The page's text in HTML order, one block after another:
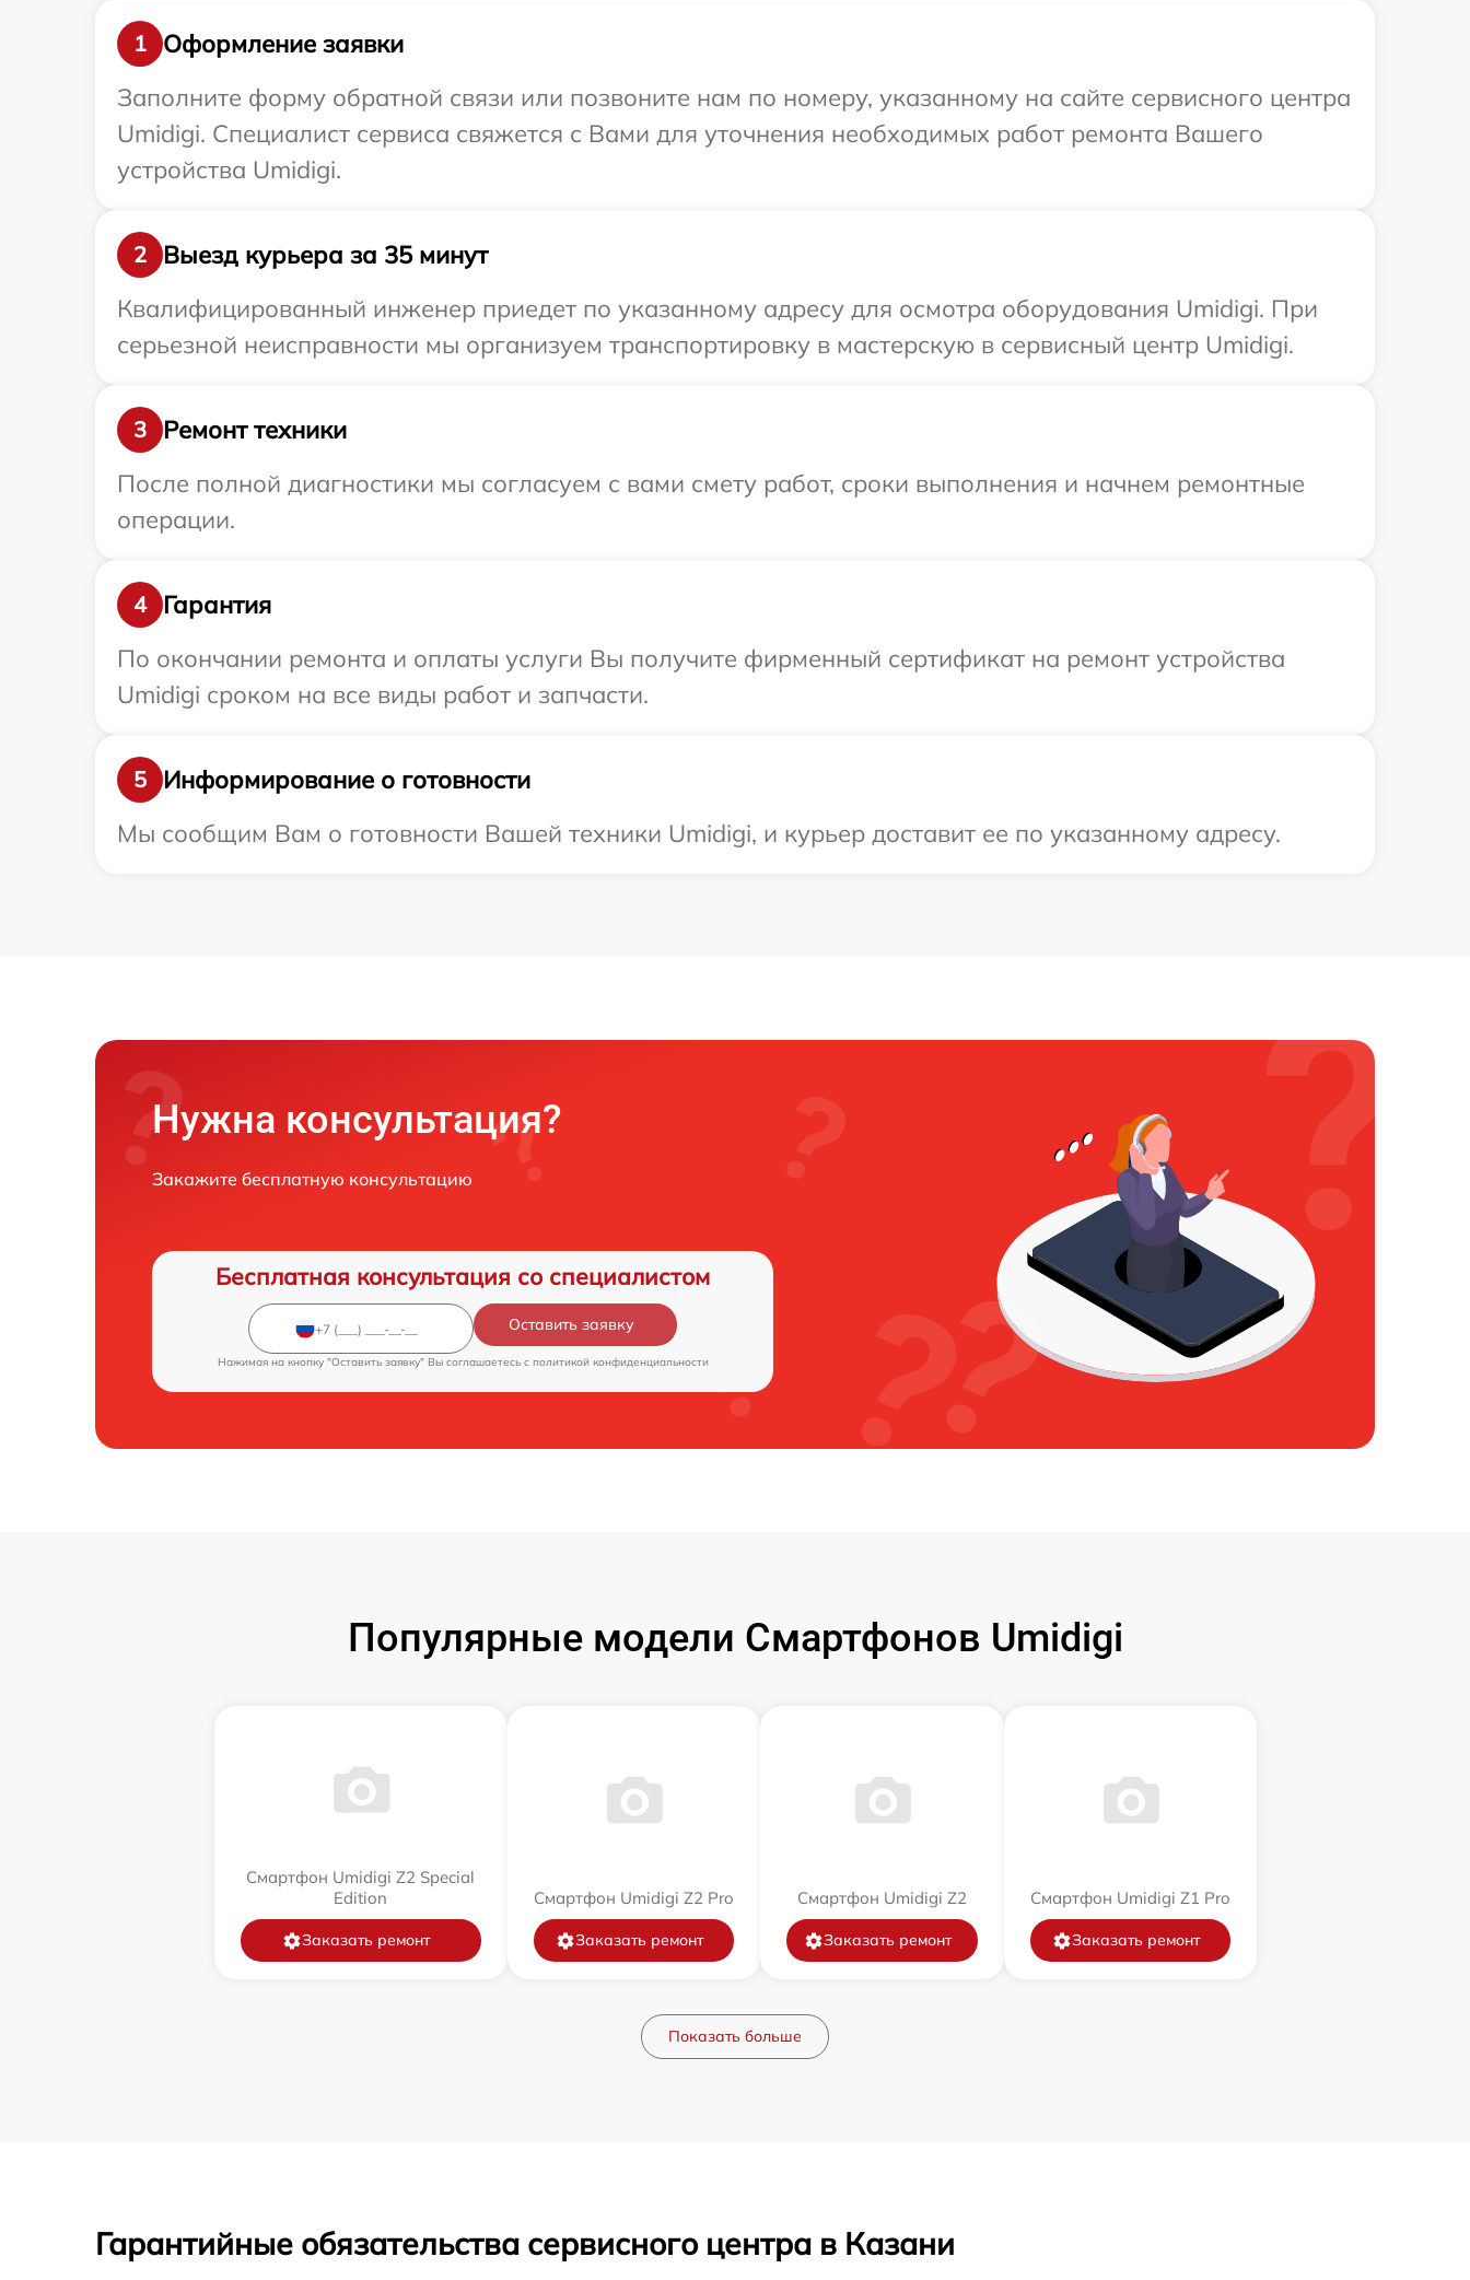
1
Оформление заявки
Заполните форму обратной связи или позвоните нам по номеру, указанному на сайте сервисного центра
Umidigi. Специалист сервиса свяжется с Вами для уточнения необходимых работ ремонта Вашего
устройства Umidigi.
2
Выезд курьера за 35 минут
Квалифицированный инженер приедет по указанному адресу для осмотра оборудования Umidigi. При
серьезной неисправности мы организуем транспортировку в мастерскую в сервисный центр Umidigi.
3
Ремонт техники
После полной диагностики мы согласуем с вами смету работ, сроки выполнения и начнем ремонтные
операции.
4
Гарантия
По окончании ремонта и оплаты услуги Вы получите фирменный сертификат на ремонт устройства
Umidigi сроком на все виды работ и запчасти.
5
Информирование о готовности
Мы сообщим Вам о готовности Вашей техники Umidigi, и курьер доставит ее по указанному адресу.
Нужна консультация?
Закажите бесплатную консультацию
Бесплатная консультация со специалистом
Оставить заявку
Нажимая на кнопку "Оставить заявку" Вы соглашаетесь c политикой конфиденциальности
Популярные модели Смартфонов Umidigi
Смартфон Umidigi Z2 Special
Edition
Заказать ремонт
Смартфон Umidigi Z2 Pro
Заказать ремонт
Смартфон Umidigi Z2
Заказать ремонт
Смартфон Umidigi Z1 Pro
Заказать ремонт
Показать больше
Гарантийные обязательства сервисного центра в Казани